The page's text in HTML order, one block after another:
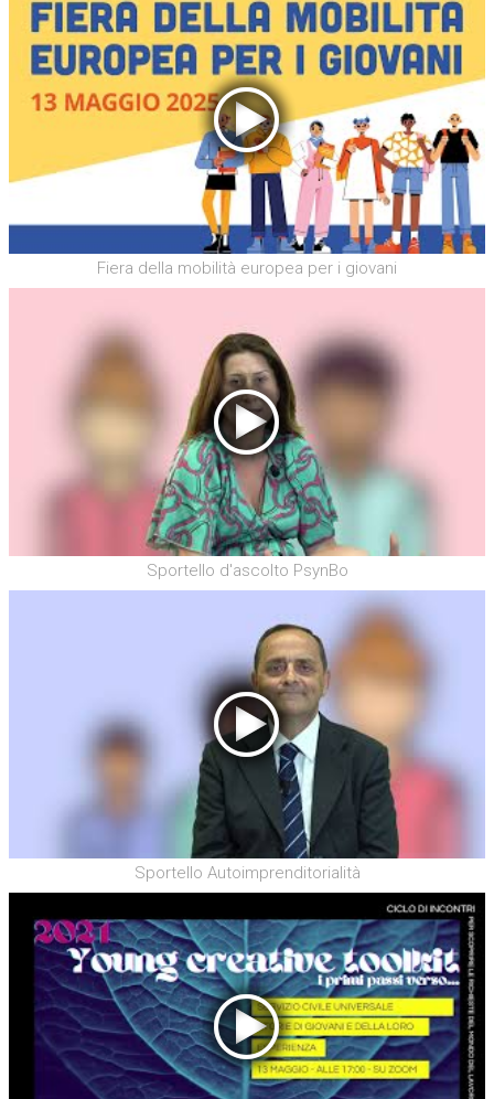
Fiera della mobilità europea per i giovani
Sportello d'ascolto PsynBo
Sportello Autoimprenditorialità